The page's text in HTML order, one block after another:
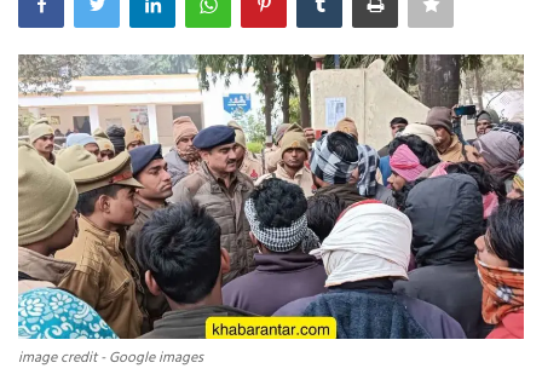
આદિવાસી
ઓબીસી
લઘુમતી
સ્પેશ્યલ સ્ટોરી
વિચાર સાહિત્ય
image credit - Google images